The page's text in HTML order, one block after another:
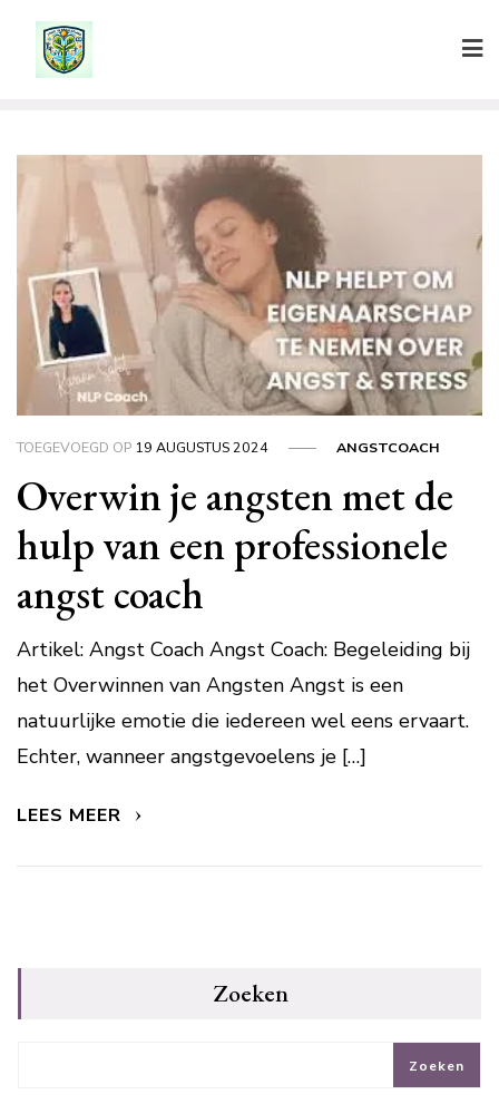
TOEGEVOEGD OP 19 AUGUSTUS 2024 ANGSTCOACH
Overwin je angsten met de
hulp van een professionele
angst coach
Artikel: Angst Coach Angst Coach: Begeleiding bij
het Overwinnen van Angsten Angst is een
natuurlijke emotie die iedereen wel eens ervaart.
Echter, wanneer angstgevoelens je […]
LEES MEER
Zoeken
Zoeken